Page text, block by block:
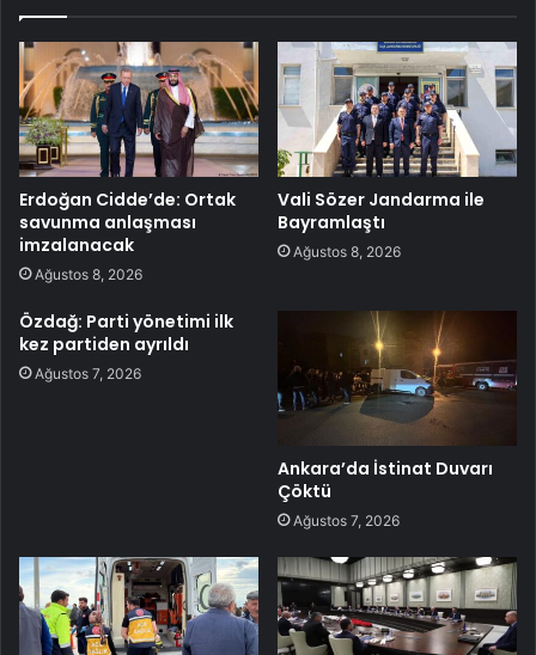
Erdoğan Cidde’de: Ortak
savunma anlaşması
imzalanacak
Ağustos 8, 2026
Vali Sözer Jandarma ile
Bayramlaştı
Ağustos 8, 2026
Özdağ: Parti yönetimi ilk
kez partiden ayrıldı
Ağustos 7, 2026
Ankara’da İstinat Duvarı
Çöktü
Ağustos 7, 2026